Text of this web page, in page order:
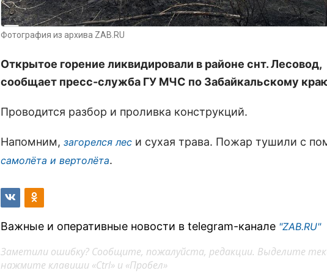
Фотография из архива ZAB.RU
Открытое горение ликвидировали в районе снт. Лесовод,
сообщает пресс-служба ГУ МЧС по Забайкальскому
Проводится разбор и проливка конструкций.
Напомним, загорелся лес и сухая трава. Пожар тушили с
самолёта и вертолёта.
Важные и оперативные новости в telegram-канале "ZAB.RU"
Заметили ошибку? Сообщите, пожалуйста, редакции. Выделите
нажмите клавиши «Ctrl» и «Пробел»